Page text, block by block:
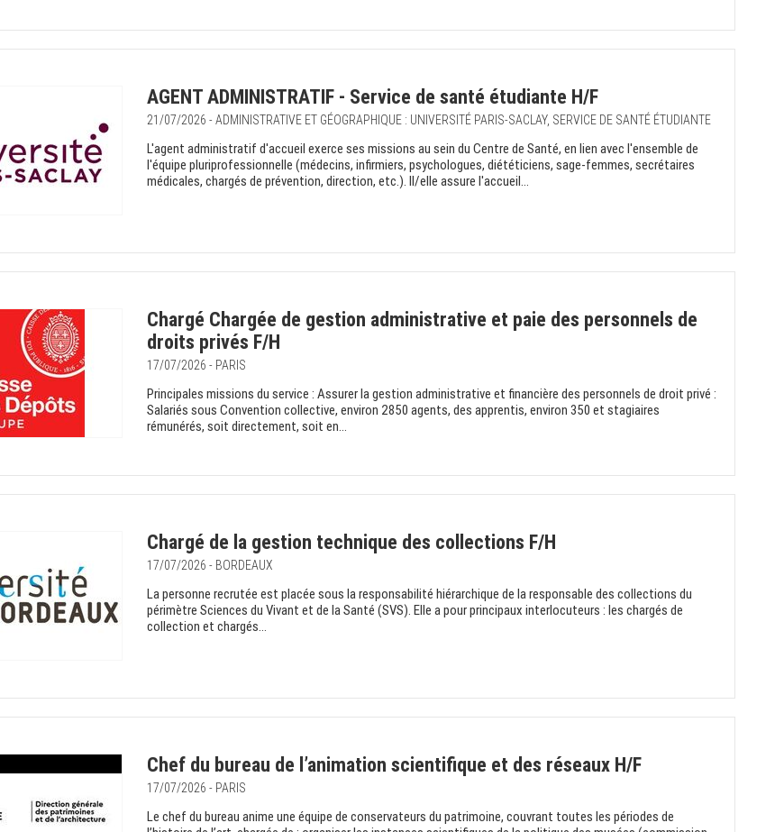
AGENT ADMINISTRATIF - Service de santé étudiante H/F
21/07/2026 - ADMINISTRATIVE ET GÉOGRAPHIQUE : UNIVERSITÉ PARIS-SACLAY, SERVICE DE SANTÉ ÉTUDIANTE
L'agent administratif d'accueil exerce ses missions au sein du Centre de Santé, en lien avec l'ensemble de
l'équipe pluriprofessionnelle (médecins, infirmiers, psychologues, diététiciens, sage-femmes, secrétaires
médicales, chargés de prévention, direction, etc.). Il/elle assure l'accueil...
Chargé Chargée de gestion administrative et paie des personnels de
droits privés F/H
17/07/2026 - PARIS
Principales missions du service : Assurer la gestion administrative et financière des personnels de droit privé :
Salariés sous Convention collective, environ 2850 agents, des apprentis, environ 350 et stagiaires
rémunérés, soit directement, soit en...
Chargé de la gestion technique des collections F/H
17/07/2026 - BORDEAUX
La personne recrutée est placée sous la responsabilité hiérarchique de la responsable des collections du
périmètre Sciences du Vivant et de la Santé (SVS). Elle a pour principaux interlocuteurs : les chargés de
collection et chargés...
Chef du bureau de l’animation scientifique et des réseaux H/F
17/07/2026 - PARIS
Le chef du bureau anime une équipe de conservateurs du patrimoine, couvrant toutes les périodes de